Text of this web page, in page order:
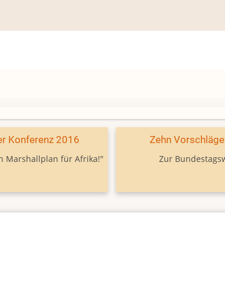
Konferenz 2016
Marshallplan für Afrika!"
Zehn
Zur